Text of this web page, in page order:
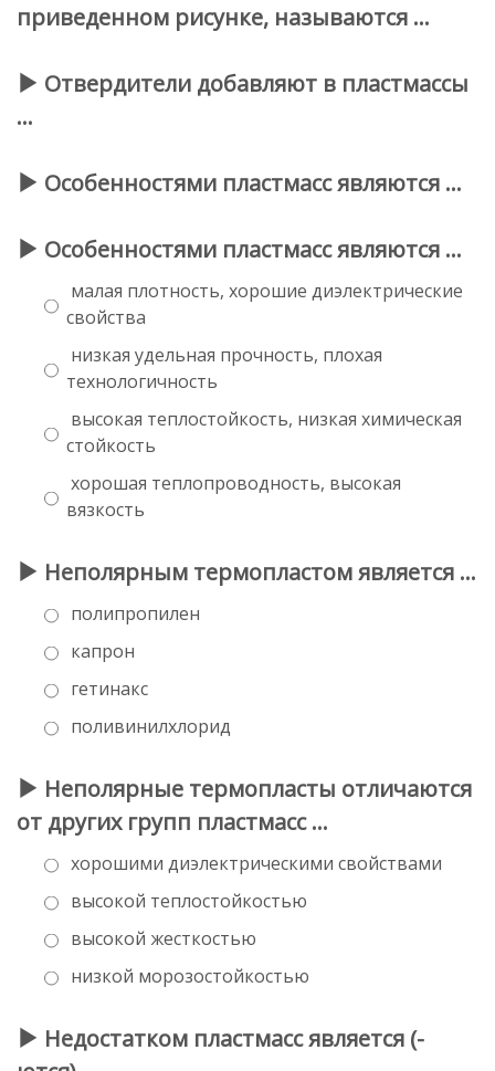
приведенном рисунке, называются …
Отвердители добавляют в пластмассы
…
Особенностями пластмасс являются …
Особенностями пластмасс являются …
малая плотность, хорошие диэлектрические
свойства
низкая удельная прочность, плохая
технологичность
высокая теплостойкость, низкая химическая
стойкость
хорошая теплопроводность, высокая
вязкость
Неполярным термопластом является …
полипропилен
капрон
гетинакс
поливинилхлорид
Неполярные термопласты отличаются
от других групп пластмасс …
хорошими диэлектрическими свойствами
высокой теплостойкостью
высокой жесткостью
низкой морозостойкостью
Недостатком пластмасс является (-